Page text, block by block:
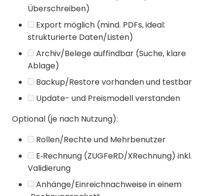
Überschreiben)
Export möglich (mind. PDFs, ideal:
strukturierte Daten/Listen)
Archiv/Belege auffindbar (Suche, klare
Ablage)
Backup/Restore vorhanden und testbar
Update- und Preismodell verstanden
Optional (je nach Nutzung):
Rollen/Rechte und Mehrbenutzer
E‑Rechnung (ZUGFeRD/XRechnung) inkl.
Validierung
Anhänge/Einreichnachweise in einem